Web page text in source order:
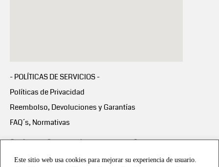
Este sitio web usa cookies para mejorar su experiencia de usuario.
- POLÍTICAS DE SERVICIOS -
Políticas de Privacidad
Reembolso, Devoluciones y Garantías
FAQ´s, Normativas
Scalapay:Compra ahora y paga en 3 cuotas